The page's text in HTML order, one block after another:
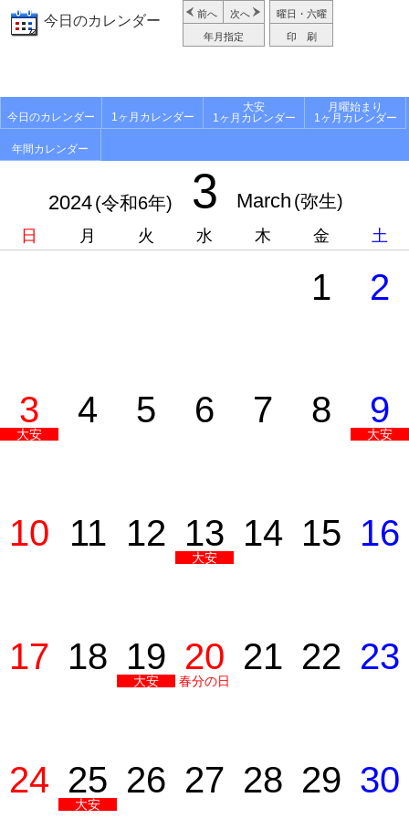
今日のカレンダー 前へ 次へ
年月指定
曜日・六曜
印 刷
今日のカレンダー 1ヶ月カレンダー
大安
1ヶ月カレンダー
月曜始まり
1ヶ月カレンダー
年間カレンダー
2024(令和6年) 3 March (弥生)
日 月 火 水 木 金 土
1 2
3
大安
4 5 6 7 8 9
大安
10 11 12 13
大安
14 15 16
17 18 19
大安
20
春分の日
21 22 23
24 25
大安
26 27 28 29 30